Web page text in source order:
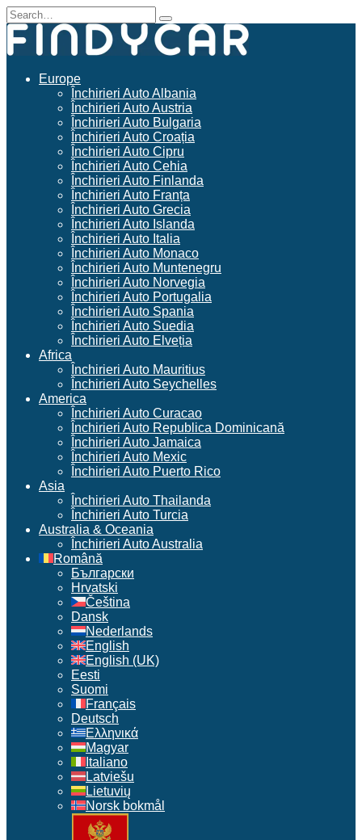
Skip
to
content
Search
for:
Europe
Închirieri Auto Albania
Închirieri Auto Austria
Închirieri Auto Bulgaria
Închirieri Auto Croația
Închirieri Auto Cipru
Închirieri Auto Cehia
Închirieri Auto Finlanda
Închirieri Auto Franța
Închirieri Auto Grecia
Închirieri Auto Islanda
Închirieri Auto Italia
Închirieri Auto Monaco
Închirieri Auto Muntenegru
Închirieri Auto Norvegia
Închirieri Auto Portugalia
Închirieri Auto Spania
Închirieri Auto Suedia
Închirieri Auto Elveția
Africa
Închirieri Auto Mauritius
Închirieri Auto Seychelles
America
Închirieri Auto Curacao
Închirieri Auto Republica Dominicană
Închirieri Auto Jamaica
Închirieri Auto Mexic
Închirieri Auto Puerto Rico
Asia
Închirieri Auto Thailanda
Închirieri Auto Turcia
Australia & Oceania
Închirieri Auto Australia
Română
Български
Hrvatski
Čeština
Dansk
Nederlands
English
English (UK)
Eesti
Suomi
Français
Deutsch
Ελληνικά
Magyar
Italiano
Latviešu
Lietuvių
Norsk bokmål